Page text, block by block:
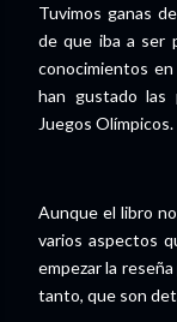
Tuvimos ganas
de que iba a ser
conocimientos
han gustado las
Juegos Olímpicos.
Aunque el libro
varios aspectos
empezar la
tanto, que son